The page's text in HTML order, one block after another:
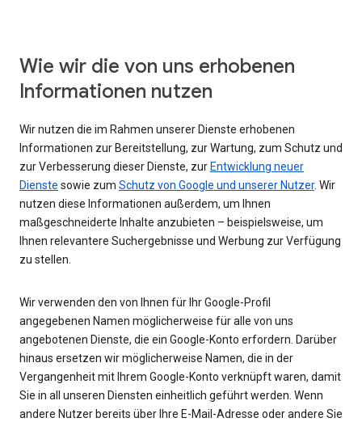
Wie wir die von uns erhobenen
Informationen nutzen
Wir nutzen die im Rahmen unserer Dienste erhobenen
Informationen zur Bereitstellung, zur Wartung, zum Schutz und
zur Verbesserung dieser Dienste, zur Entwicklung neuer
Dienste sowie zum Schutz von Google und unserer Nutzer. Wir
nutzen diese Informationen außerdem, um Ihnen
maßgeschneiderte Inhalte anzubieten – beispielsweise, um
Ihnen relevantere Suchergebnisse und Werbung zur Verfügung
zu stellen.
Wir verwenden den von Ihnen für Ihr Google-Profil
angegebenen Namen möglicherweise für alle von uns
angebotenen Dienste, die ein Google-Konto erfordern. Darüber
hinaus ersetzen wir möglicherweise Namen, die in der
Vergangenheit mit Ihrem Google-Konto verknüpft waren, damit
Sie in all unseren Diensten einheitlich geführt werden. Wenn
andere Nutzer bereits über Ihre E-Mail-Adresse oder andere Sie